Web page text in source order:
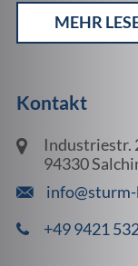
MEHR
Kontakt
Industriestr.
94330
+49 9421